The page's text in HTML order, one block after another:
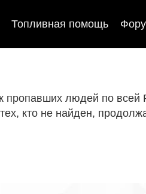
Топливная помощь
пропавших людей по
кто не найден,